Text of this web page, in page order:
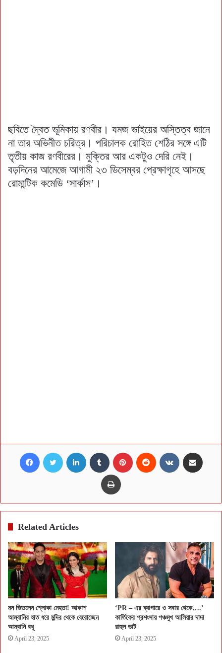
ছবিতে দ্বৈত ভূমিকায় রণবীর। যমজ ভাইয়ের অস্তিত্ব জানে
না তার অভিনীত চরিত্র। পরিচালক রোহিত শেঠির সঙ্গে এটি
তৃতীয় কাজ রণবীরের। মুক্তির আর একটুও দেরি নেই।
বড়দিনের আমেজে আগামী ২৩ ডিসেম্বর প্রেক্ষাগৃহে আসছে
রোমান্টিক কমেডি ‘সার্কাস’।
Facebook Twitter LinkedIn Tumblr Pinterest Reddit VKontakte
Print
Related Articles
মন জিতলেন শ্লোকা মেহতা! আকাশ
আম্বানির হাত ধরে মন্দির থেকে বেরোচ্ছেন
আম্বানি বধূ
April 23, 2025
‘PR – এর ব্যাপারে ও সবার থেকে….’
কার্তিকের প্রশংসায় পঞ্চমুখ আলিয়ার দাদা
রাহুল ভাট
April 23, 2025